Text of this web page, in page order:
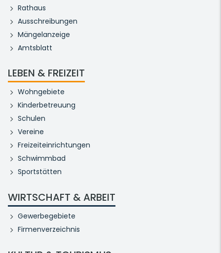
Rathaus
Ausschreibungen
Mängelanzeige
Amtsblatt
LEBEN & FREIZEIT
Wohngebiete
Kinderbetreuung
Schulen
Vereine
Freizeiteinrichtungen
Schwimmbad
Sportstätten
WIRTSCHAFT & ARBEIT
Gewerbegebiete
Firmenverzeichnis